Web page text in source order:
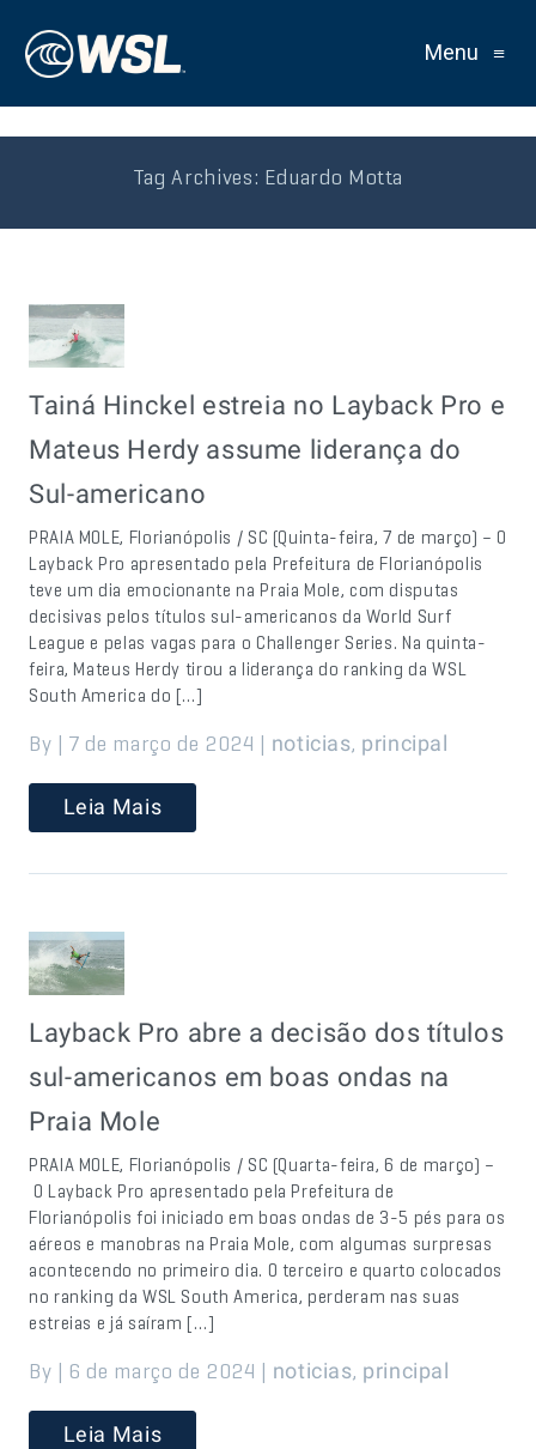
Menu ≡
Tag Archives: Eduardo Motta
Tainá Hinckel estreia no Layback Pro e
Mateus Herdy assume liderança do
Sul-americano
PRAIA MOLE, Florianópolis / SC (Quinta-feira, 7 de março) – O
Layback Pro apresentado pela Prefeitura de Florianópolis
teve um dia emocionante na Praia Mole, com disputas
decisivas pelos títulos sul-americanos da World Surf
League e pelas vagas para o Challenger Series. Na quinta-
feira, Mateus Herdy tirou a liderança do ranking da WSL
South America do […]
By | 7 de março de 2024 | noticias, principal
Leia Mais
Layback Pro abre a decisão dos títulos
sul-americanos em boas ondas na
Praia Mole
PRAIA MOLE, Florianópolis / SC (Quarta-feira, 6 de março) –
O Layback Pro apresentado pela Prefeitura de
Florianópolis foi iniciado em boas ondas de 3-5 pés para os
aéreos e manobras na Praia Mole, com algumas surpresas
acontecendo no primeiro dia. O terceiro e quarto colocados
no ranking da WSL South America, perderam nas suas
estreias e já saíram […]
By | 6 de março de 2024 | noticias, principal
Leia Mais